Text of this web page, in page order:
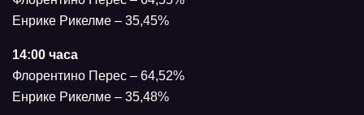
Енрике Рикелме – 35,45%
14:00 часа
Флорентино Перес – 64,52%
Енрике Рикелме – 35,48%